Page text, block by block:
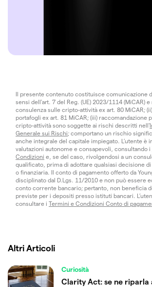
Il presente contenuto costituisce comunicazione
sensi dell'art. 7 del Reg. (UE) 2023/1114 (MiCAR)
consulenza sulle cripto-attività ex art. 80 MiCAR;
portafogli ex art. 81 MiCAR; (iii) raccomandazione
cripto-attività sono soggette ai rischi descritti nell'
Generale sui Rischi; comportano un rischio
anche integrale del capitale impiegato. L’utente è
valutazioni autonome e consapevoli, consultando i
Condizioni e, se del caso, rivolgendosi a un
qualificato, prima di adottare qualsiasi decisione
o finanziaria. Il conto di pagamento offerto da
disciplinato dal D.Lgs. 11/2010 e non può essere
conto corrente bancario; pertanto, non beneficia
previste per i depositi presso istituti bancari.
consultare i Termini e Condizioni Conto di
Altri Articoli
Curiosità
Clarity Act: se ne riparla